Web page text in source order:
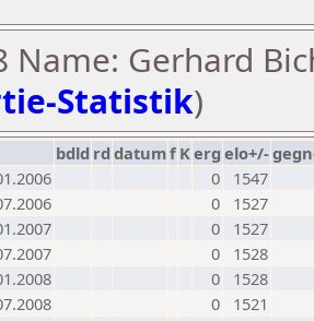
Name: Gerhard
Statistik)
bdld rd datumf Kerg elo+/-
0
1547
0
1527
0
1527
0
1528
0
1528
0
1521